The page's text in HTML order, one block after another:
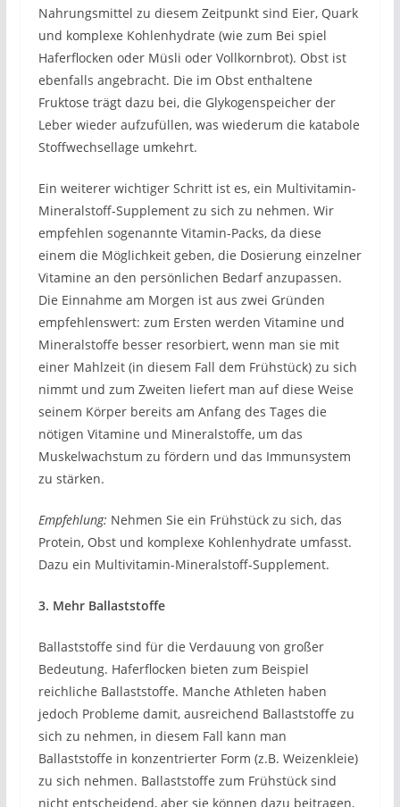
Nahrungsmittel zu diesem Zeitpunkt sind Eier, Quark
und komplexe Kohlenhydrate (wie zum Bei spiel
Haferflocken oder Müsli oder Vollkornbrot). Obst ist
ebenfalls angebracht. Die im Obst enthaltene
Fruktose trägt dazu bei, die Glykogenspeicher der
Leber wieder aufzufüllen, was wiederum die katabole
Stoffwechsellage umkehrt.
Ein weiterer wichtiger Schritt ist es, ein Multivitamin-
Mineralstoff-Supplement zu sich zu nehmen. Wir
empfehlen sogenannte Vitamin-Packs, da diese
einem die Möglichkeit geben, die Dosierung einzelner
Vitamine an den persönlichen Bedarf anzupassen.
Die Einnahme am Morgen ist aus zwei Gründen
empfehlenswert: zum Ersten werden Vitamine und
Mineralstoffe besser resorbiert, wenn man sie mit
einer Mahlzeit (in diesem Fall dem Frühstück) zu sich
nimmt und zum Zweiten liefert man auf diese Weise
seinem Körper bereits am Anfang des Tages die
nötigen Vitamine und Mineralstoffe, um das
Muskelwachstum zu fördern und das Immunsystem
zu stärken.
Empfehlung: Nehmen Sie ein Frühstück zu sich, das
Protein, Obst und komplexe Kohlenhydrate umfasst.
Dazu ein Multivitamin-Mineralstoff-Supplement.
3. Mehr Ballaststoffe
Ballaststoffe sind für die Verdauung von großer
Bedeutung. Haferflocken bieten zum Beispiel
reichliche Ballaststoffe. Manche Athleten haben
jedoch Probleme damit, ausreichend Ballaststoffe zu
sich zu nehmen, in diesem Fall kann man
Ballaststoffe in konzentrierter Form (z.B. Weizenkleie)
zu sich nehmen. Ballaststoffe zum Frühstück sind
nicht entscheidend, aber sie können dazu beitragen,